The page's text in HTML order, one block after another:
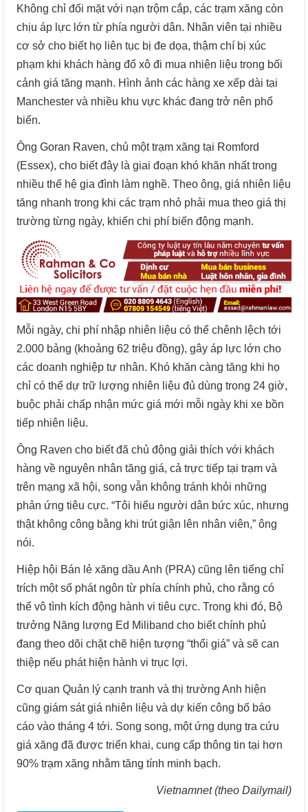
Không chỉ đối mặt với nạn trộm cắp, các trạm xăng còn
chịu áp lực lớn từ phía người dân. Nhân viên tại nhiều
cơ sở cho biết họ liên tục bị đe dọa, thậm chí bị xúc
phạm khi khách hàng đổ xô đi mua nhiên liệu trong bối
cảnh giá tăng mạnh. Hình ảnh các hàng xe xếp dài tại
Manchester và nhiều khu vực khác đang trở nên phổ
biến.
Ông Goran Raven, chủ một trạm xăng tại Romford
(Essex), cho biết đây là giai đoạn khó khăn nhất trong
nhiều thế hệ gia đình làm nghề. Theo ông, giá nhiên liệu
tăng nhanh trong khi các trạm nhỏ phải mua theo giá thị
trường từng ngày, khiến chi phí biến động mạnh.
Mỗi ngày, chi phí nhập nhiên liệu có thể chênh lệch tới
2.000 bảng (khoảng 62 triệu đồng), gây áp lực lớn cho
các doanh nghiệp tư nhân. Khó khăn càng tăng khi họ
chỉ có thể dự trữ lượng nhiên liệu đủ dùng trong 24 giờ,
buộc phải chấp nhận mức giá mới mỗi ngày khi xe bồn
tiếp nhiên liệu.
Ông Raven cho biết đã chủ động giải thích với khách
hàng về nguyên nhân tăng giá, cả trực tiếp tại trạm và
trên mạng xã hội, song vẫn không tránh khỏi những
phản ứng tiêu cực. “Tôi hiểu người dân bức xúc, nhưng
thật không công bằng khi trút giận lên nhân viên,” ông
nói.
Hiệp hội Bán lẻ xăng dầu Anh (PRA) cũng lên tiếng chỉ
trích một số phát ngôn từ phía chính phủ, cho rằng có
thể vô tình kích động hành vi tiêu cực. Trong khi đó, Bộ
trưởng Năng lượng Ed Miliband cho biết chính phủ
đang theo dõi chặt chẽ hiện tượng “thổi giá” và sẽ can
thiệp nếu phát hiện hành vi trục lợi.
Cơ quan Quản lý cạnh tranh và thị trường Anh hiện
cũng giám sát giá nhiên liệu và dự kiến công bố báo
cáo vào tháng 4 tới. Song song, một ứng dụng tra cứu
giá xăng đã được triển khai, cung cấp thông tin tại hơn
90% trạm xăng nhằm tăng tính minh bạch.
Vietnamnet (theo Dailymail)